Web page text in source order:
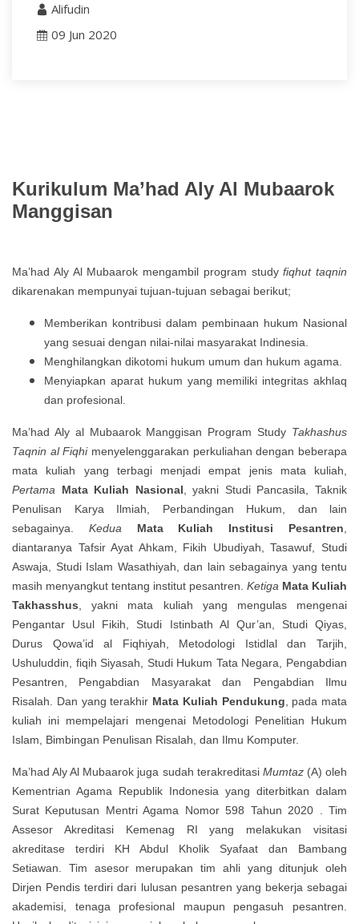
Alifudin
09 Jun 2020
Kurikulum Ma’had Aly Al Mubaarok
Manggisan
Ma’had Aly Al Mubaarok mengambil program studyfiqhut taqnin
dikarenakan mempunyai tujuan-tujuan sebagai berikut;
Memberikan kontribusi dalam pembinaan hukum Nasional
yang sesuai dengan nilai-nilai masyarakat Indinesia.
Menghilangkan dikotomi hukum umum dan hukum agama.
Menyiapkan aparat hukum yang memiliki integritas akhlaq
dan profesional.
Ma’had Aly al Mubaarok Manggisan Program Study Takhashus
Taqnin al Fiqhimenyelenggarakan perkuliahan dengan beberapa
mata kuliah yang terbagi menjadi empat jenis mata kuliah,
Pertama Mata Kuliah Nasional, yakni Studi Pancasila, Taknik
Penulisan Karya Ilmiah, Perbandingan Hukum, dan lain
sebagainya. Kedua Mata Kuliah Institusi Pesantren,
diantaranya Tafsir Ayat Ahkam, Fikih Ubudiyah, Tasawuf, Studi
Aswaja, Studi Islam Wasathiyah, dan lain sebagainya yang tentu
masih menyangkut tentang institut pesantren. Ketiga Mata Kuliah
Takhasshus, yakni mata kuliah yang mengulas mengenai
Pengantar Usul Fikih, Studi Istinbath Al Qur’an, Studi Qiyas,
Durus Qowa’id al Fiqhiyah, Metodologi Istidlal dan Tarjih,
Ushuluddin, fiqih Siyasah, Studi Hukum Tata Negara, Pengabdian
Pesantren, Pengabdian Masyarakat dan Pengabdian Ilmu
Risalah. Dan yang terakhir Mata Kuliah Pendukung, pada mata
kuliah ini mempelajari mengenai Metodologi Penelitian Hukum
Islam, Bimbingan Penulisan Risalah, dan Ilmu Komputer.
Ma’had Aly Al Mubaarok juga sudah terakreditasi Mumtaz (A) oleh
Kementrian Agama Republik Indonesia yang diterbitkan dalam
Surat Keputusan Mentri Agama Nomor 598 Tahun 2020 . Tim
Assesor Akreditasi Kemenag RI yang melakukan visitasi
akreditase terdiri KH Abdul Kholik Syafaat dan Bambang
Setiawan. Tim asesor merupakan tim ahli yang ditunjuk oleh
Dirjen Pendis terdiri dari lulusan pesantren yang bekerja sebagai
akademisi, tenaga profesional maupun pengasuh pesantren.